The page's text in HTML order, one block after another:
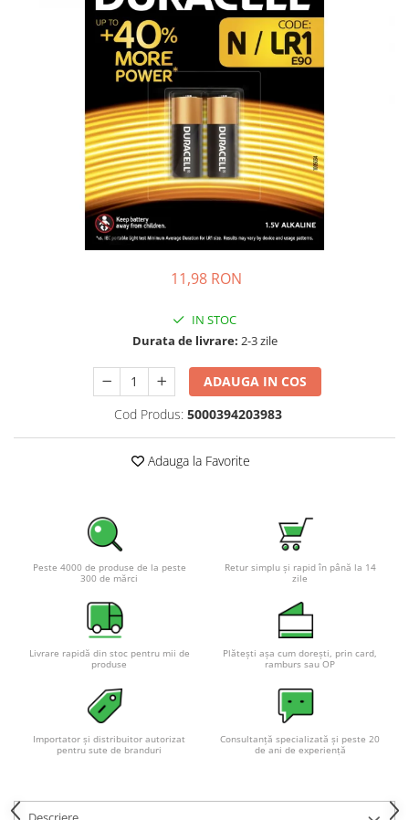
Incarcatoare acumulatori
Panouri fotovoltaice si accesorii
Panouri fotovoltaice
Sisteme prindere panouri
Invertoare Hibrid
Invertoare On-grid
Invertoare Off-grid
Convertoare de tensiune
Sisteme de stocare energie
Sisteme de Stocare Comerciale
mica (rulota/caravan/case de
Sisteme fotovoltaice profesionale
Pachete sisteme fotovoltaice
Statii de incarcare vehicule
Statii de incarcare
Prize de incarcare vehicule
electrice
Turbine eoliene pentru casă
11,98 RON
IN STOC
Durata de livrare: 2-3 zile
ADAUGA IN COS
Cod Produs: 5000394203983
Adauga la Favorite
Peste 4000 de produse de la peste
300 de mărci
Retur simplu și rapid în până la 14
zile
Livrare rapidă din stoc pentru mii de
produse
Plătești așa cum dorești, prin card,
ramburs sau OP
Importator și distribuitor autorizat
pentru sute de branduri
Consultanță specializată și peste 20
de ani de experiență